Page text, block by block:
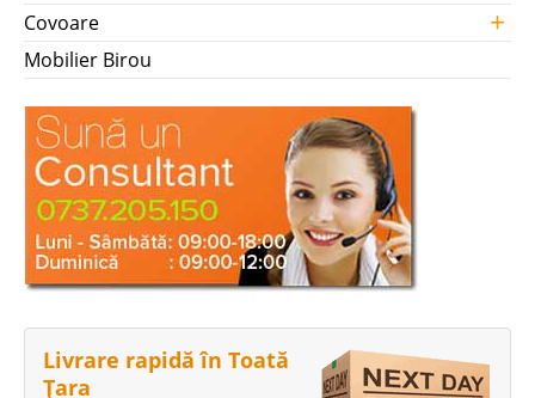
Covoare
+
Mobilier Birou
Livrare rapidă în Toată
Țara